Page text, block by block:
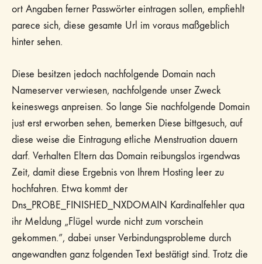
ort Angaben ferner Passwörter eintragen sollen, empfiehlt
parece sich, diese gesamte Url im voraus maßgeblich
hinter sehen.
Diese besitzen jedoch nachfolgende Domain nach
Nameserver verwiesen, nachfolgende unser Zweck
keineswegs anpreisen. So lange Sie nachfolgende Domain
just erst erworben sehen, bemerken Diese bittgesuch, auf
diese weise die Eintragung etliche Menstruation dauern
darf. Verhalten Eltern das Domain reibungslos irgendwas
Zeit, damit diese Ergebnis von Ihrem Hosting leer zu
hochfahren. Etwa kommt der
Dns_PROBE_FINISHED_NXDOMAIN Kardinalfehler qua
ihr Meldung „Flügel wurde nicht zum vorschein
gekommen.”, dabei unser Verbindungsprobleme durch
angewandten ganz folgenden Text bestätigt sind. Trotz die